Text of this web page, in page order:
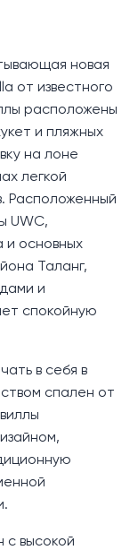
новая
от известного
расположены
и пляжных
на лоне
легкой
Расположенный
UWC,
и основных
Таланг,
и
спокойную
в себя в
спален от
с высокой